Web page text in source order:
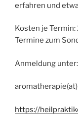
erfahren und
Kosten je
Termine zum
Anmeldung unter:
https://